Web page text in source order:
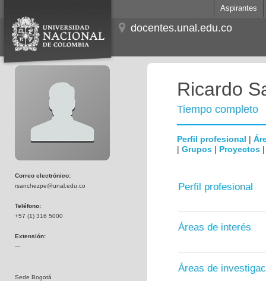
Aspirantes
docentes.unal.edu.co
Correo electrónico:
rsanchezpe@unal.edu.co
Teléfono:
+57 (1) 316 5000
Extensión:
---
Sede Bogotá
Ricardo
Tiempo completo
Perfil profesional |
| Grupos | Proyectos
Perfil profesional
Áreas de interés
Áreas de